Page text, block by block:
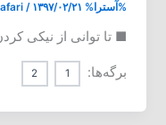
%آسترا% / ۱۳۹۷/۰۲/۲۱
■ تا توانی از
برگه‌ها: 1
2